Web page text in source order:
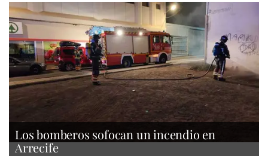
Los bomberos sofocan un incendio en
Arrecife